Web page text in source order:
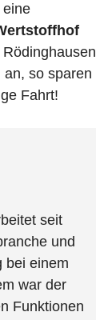
eine
Rödinghausen
an, so sparen
Fahrt!
seit
und
bei einem
war der
Funktionen